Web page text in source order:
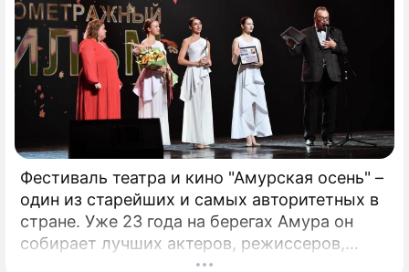
Фестиваль театра и кино "Амурская осень" –
один из старейших и самых авторитетных в
стране. Уже 23 года на берегах Амура он
собирает лучших актеров, режиссеров,